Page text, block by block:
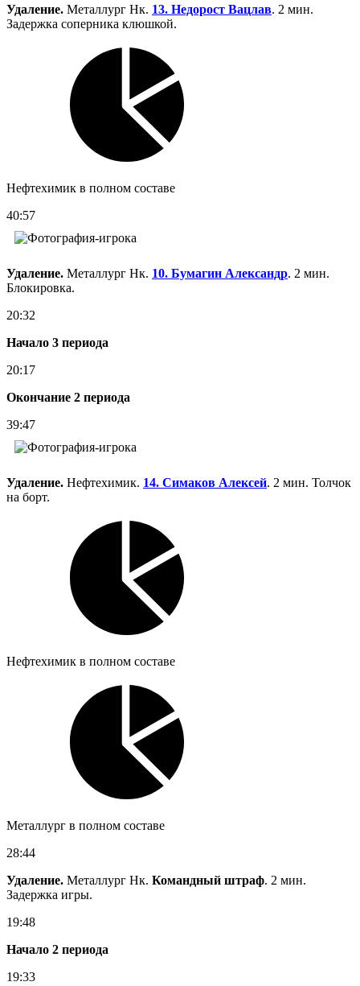
Удаление. Металлург Нк. 13. Недорост Вацлав. 2 мин.
Задержка соперника клюшкой.
Нефтехимик в полном составе
40:57
Удаление. Металлург Нк. 10. Бумагин Александр. 2 мин.
Блокировка.
20:32
Начало 3 периода
20:17
Окончание 2 периода
39:47
Удаление. Нефтехимик. 14. Симаков Алексей. 2 мин. Толчок
на борт.
Нефтехимик в полном составе
Металлург в полном составе
28:44
Удаление. Металлург Нк. Командный штраф. 2 мин.
Задержка игры.
19:48
Начало 2 периода
19:33